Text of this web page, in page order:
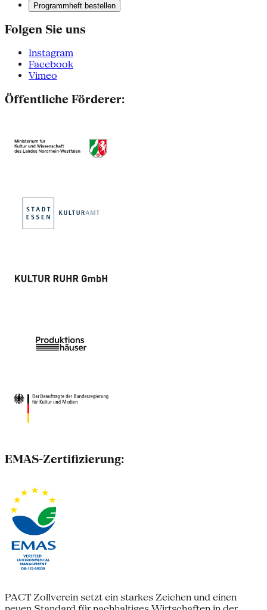
Programmheft bestellen
Folgen Sie uns
Instagram
Facebook
Vimeo
Öffentliche Förderer:
EMAS-Zertifizierung:
PACT Zollverein setzt ein starkes Zeichen und einen